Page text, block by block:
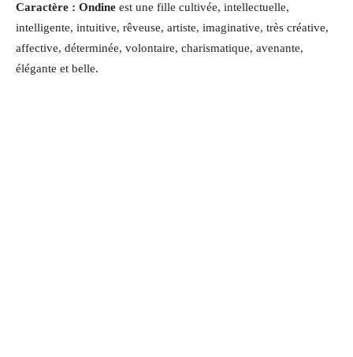
Caractère : Ondine est une fille cultivée, intellectuelle,
intelligente, intuitive, rêveuse, artiste, imaginative, très créative,
affective, déterminée, volontaire, charismatique, avenante,
élégante et belle.